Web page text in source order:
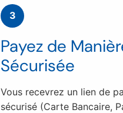
3
Payez de
Sécurisée
Vous recevrez un lien de
sécurisé (Carte Bancaire,